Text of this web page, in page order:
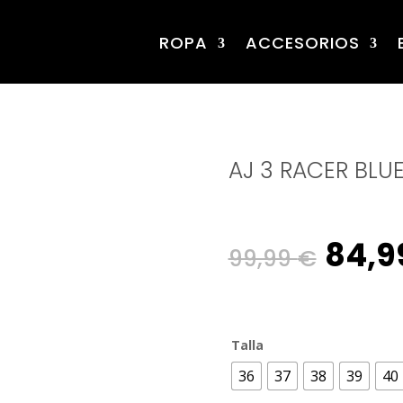
ROPA ACCESORIOS
AJ 3 RACER BLUE
99,99€
was:
Talla
36 37 38 39 40